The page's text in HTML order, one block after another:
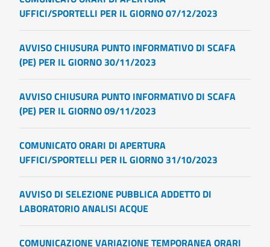
UFFICI/SPORTELLI PER IL GIORNO 07/12/2023
AVVISO CHIUSURA PUNTO INFORMATIVO DI SCAFA
(PE) PER IL GIORNO 30/11/2023
AVVISO CHIUSURA PUNTO INFORMATIVO DI SCAFA
(PE) PER IL GIORNO 09/11/2023
COMUNICATO ORARI DI APERTURA
UFFICI/SPORTELLI PER IL GIORNO 31/10/2023
AVVISO DI SELEZIONE PUBBLICA ADDETTO DI
LABORATORIO ANALISI ACQUE
COMUNICAZIONE VARIAZIONE TEMPORANEA ORARI